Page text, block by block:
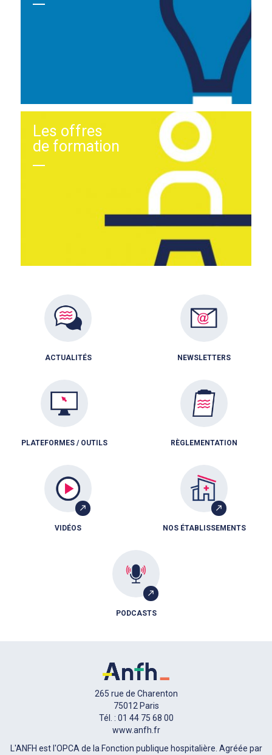
Les offres
de formation
ACTUALITÉS NEWSLETTERS
PLATEFORMES / OUTILS RÈGLEMENTATION
VIDÉOS NOS ÉTABLISSEMENTS
PODCASTS
265 rue de Charenton
75012 Paris
Tél. : 01 44 75 68 00
www.anfh.fr
L'ANFH est l'OPCA de la Fonction publique hospitalière. Agréée par